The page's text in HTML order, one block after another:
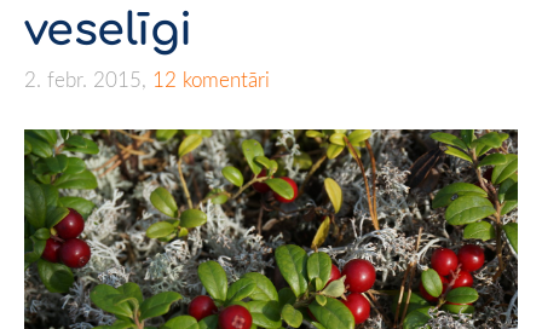
veselīgi
2. febr. 2015, 12 komentāri